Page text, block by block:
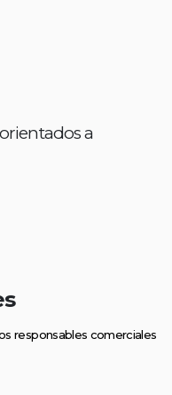
a
responsables comerciales